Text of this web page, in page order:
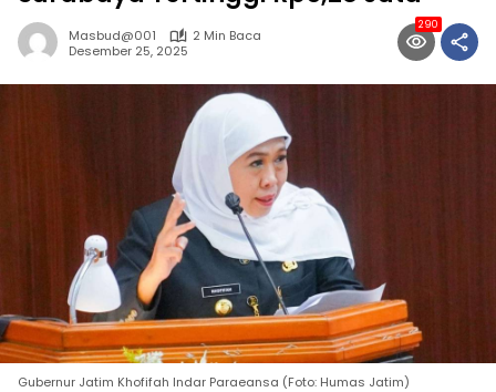
Masbud@001
2 Min Baca
Desember 25, 2025
290
Gubernur Jatim Khofifah Indar Paraeansa (Foto: Humas Jatim)